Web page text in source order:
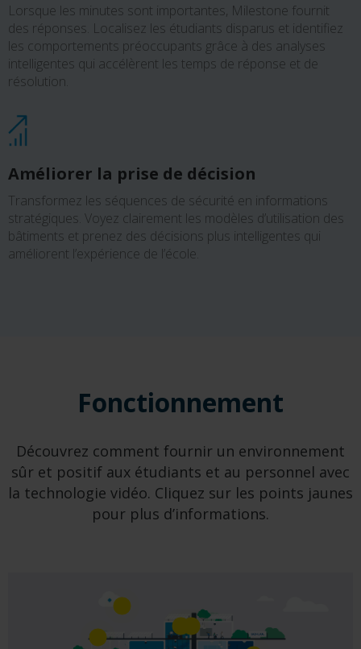
Lorsque les minutes sont importantes, Milestone fournit
des réponses. Localisez les étudiants disparus et identifiez
les comportements préoccupants grâce à des analyses
intelligentes qui accélèrent les temps de réponse et de
résolution.
Améliorer la prise de décision
Transformez les séquences de sécurité en informations
stratégiques. Voyez clairement les modèles d’utilisation des
bâtiments et prenez des décisions plus intelligentes qui
améliorent l’expérience de l’école.
Fonctionnement
Découvrez comment fournir un environnement
sûr et positif aux étudiants et au personnel avec
la technologie vidéo. Cliquez sur les points jaunes
pour plus d’informations.